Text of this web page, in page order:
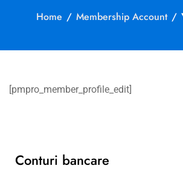
Home / Membership Account /
[pmpro_member_profile_edit]
Conturi bancare